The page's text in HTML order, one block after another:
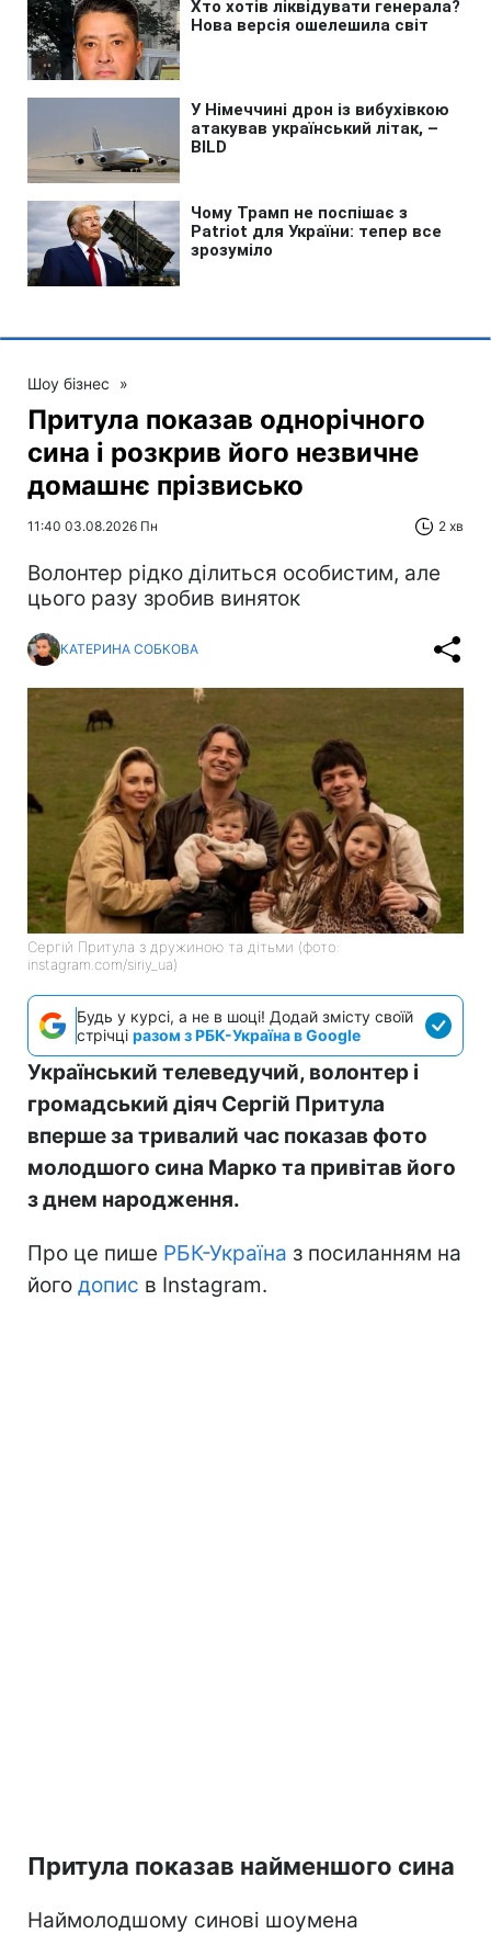
Шоу бізнес »
Притула показав однорічного
сина і розкрив його незвичне
домашнє прізвисько
11:40 03.08.2026 Пн 2 хв
Волонтер рідко ділиться особистим, але
цього разу зробив виняток
КАТЕРИНА СОБКОВА
Сергій Притула з дружиною та дітьми (фото:
instagram.com/siriy_ua)
Будь у курсі, а не в шоці! Додай змісту своїй
стрічці разом з РБК-Україна в Google
Український телеведучий, волонтер і
громадський діяч Сергій Притула
вперше за тривалий час показав фото
молодшого сина Марко та привітав його
з днем народження.
Про це пише РБК-Україна з посиланням на
його допис в Instagram.
Притула показав найменшого сина
Наймолодшому синові шоумена